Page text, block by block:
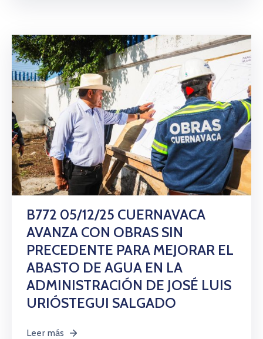
B772 05/12/25 CUERNAVACA
AVANZA CON OBRAS SIN
PRECEDENTE PARA MEJORAR EL
ABASTO DE AGUA EN LA
ADMINISTRACIÓN DE JOSÉ LUIS
URIÓSTEGUI SALGADO
Leer más